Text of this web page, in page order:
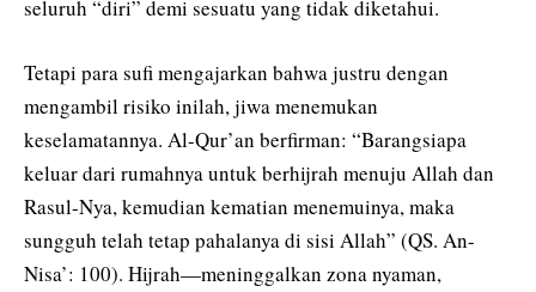
seluruh “diri” demi sesuatu yang tidak diketahui.
Tetapi para sufi mengajarkan bahwa justru dengan
mengambil risiko inilah, jiwa menemukan
keselamatannya. Al-Qur’an berfirman: “Barangsiapa
keluar dari rumahnya untuk berhijrah menuju Allah dan
Rasul-Nya, kemudian kematian menemuinya, maka
sungguh telah tetap pahalanya di sisi Allah” (QS. An-
Nisa’: 100). Hijrah—meninggalkan zona nyaman,